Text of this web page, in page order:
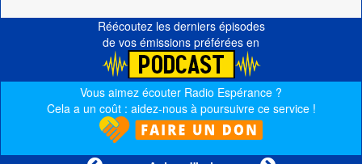
Réécoutez les derniers épisodes
de vos émissions préférées en
Vous aimez écouter Radio Espérance ?
Cela a un coût : aidez-nous à poursuivre ce service !